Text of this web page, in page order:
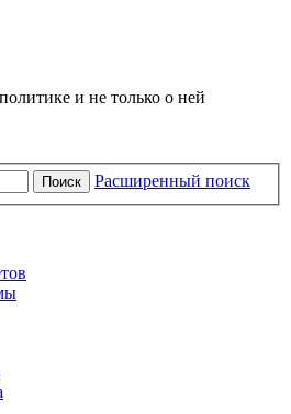
и не только о ней
Поиск Расширенный поиск